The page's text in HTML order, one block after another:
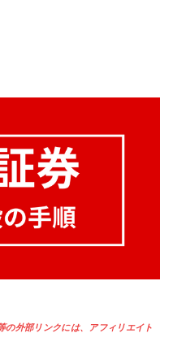
外部リンクには、アフィリエイト